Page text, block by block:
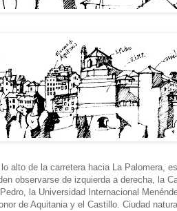
alto de la carretera hacia La Palomera,
observarse de izquierda a derecha, la
la Universidad Internacional
de Aquitania y el Castillo. Ciudad